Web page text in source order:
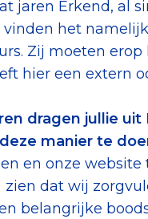
jaren Erkend, al
het
Zij moeten
hier een extern
dragen jullie
manier te
en onze
zien dat wij
belangrijke